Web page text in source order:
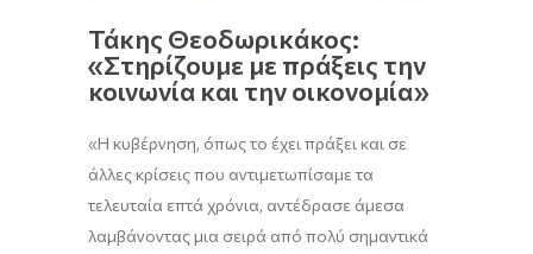
Τάκης Θεοδωρικάκος:
«Στηρίζουμε με πράξεις την
κοινωνία και την οικονομία»
«Η κυβέρνηση, όπως το έχει πράξει και σε
άλλες κρίσεις που αντιμετωπίσαμε τα
τελευταία επτά χρόνια, αντέδρασε άμεσα
λαμβάνοντας μια σειρά από πολύ σημαντικά